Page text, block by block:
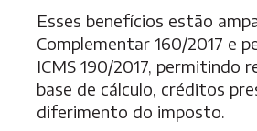
Esses benefícios estão
Complementar 160/2017 e
ICMS 190/2017, permitindo
base de cálculo, créditos
diferimento do imposto.